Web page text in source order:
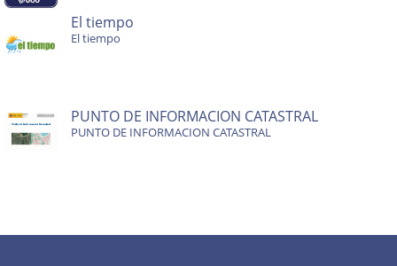
El tiempo
El tiempo
PUNTO DE INFORMACION CATASTRAL
PUNTO DE INFORMACION CATASTRAL